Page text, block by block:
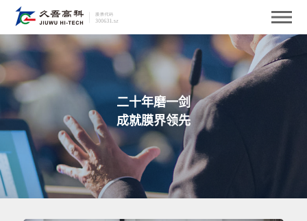
二十年磨一剑
成就膜界领先